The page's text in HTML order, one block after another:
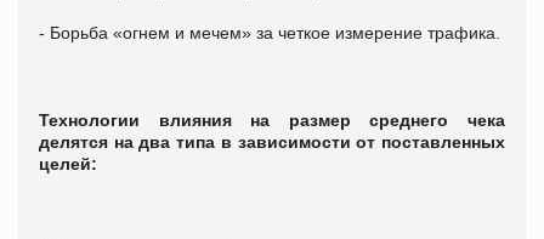
- Борьба «огнем и мечем» за четкое измерение трафика.
Технологии влияния на размер среднего чека
делятся на два типа в зависимости от поставленных
целей: